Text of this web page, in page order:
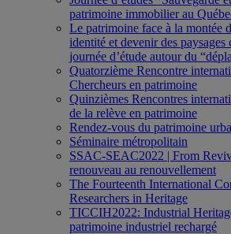
patrimoine immobilier au
Le patrimoine face à la montée
identité et devenir des
journée d’étude autour du
Quatorzième Rencontre
Chercheurs en patrimoine
Quinzièmes Rencontres
de la relève en patrimoine
Rendez-vous du patrimoine
Séminaire métropolitain
SSAC-SEAC2022 | From
renouveau au renouvellement
The Fourteenth International
Researchers in Heritage
TICCIH2022: Industrial
patrimoine industriel rechargé